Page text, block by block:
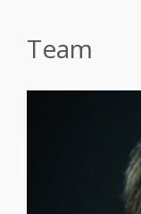
Team